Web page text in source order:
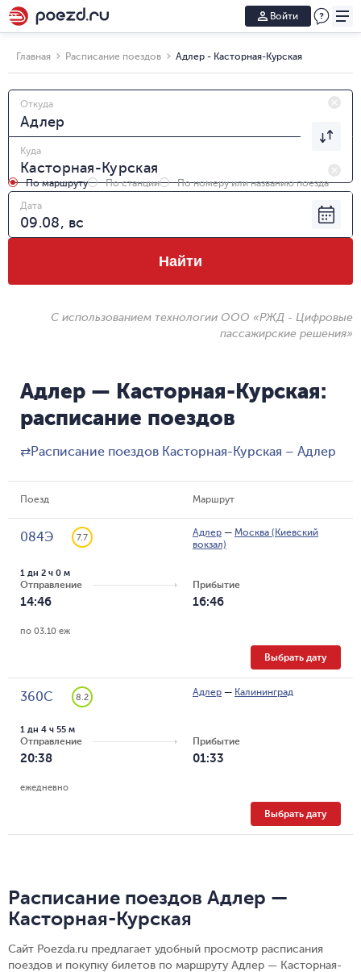
Войти
Главная Расписание поездов Адлер - Касторная-Курская
Откуда
Куда
По маршруту По станции
По номеру или названию поезда
Дата
Найти
С использованием технологии ООО «РЖД - Цифровые
пассажирские решения»
Адлер — Касторная-Курская:
расписание поездов
⇄Расписание поездов Касторная-Курская – Адлер
Поезд Маршрут
084Э 7.7 Адлер — Москва (Киевский
вокзал)
Отправление
14:46
1 дн 2 ч 0 м
Прибытие
16:46
по 03.10 еж
Выбрать дату
360С 8.2 Адлер — Калининград
Отправление
20:38
1 дн 4 ч 55 м
Прибытие
01:33
ежедневно
Выбрать дату
Расписание поездов Адлер —
Касторная-Курская
Сайт Poezda.ru предлагает удобный просмотр расписания
поездов и покупку билетов по маршруту Адлер — Касторная-